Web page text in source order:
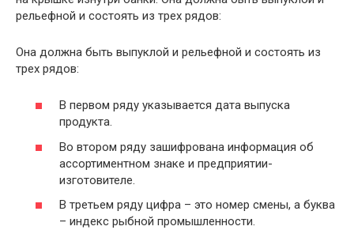
рельефной и состоять из трех рядов:
Она должна быть выпуклой и рельефной и состоять из
трех рядов:
В первом ряду указывается дата выпуска
продукта.
Во втором ряду зашифрована информация об
ассортиментном знаке и предприятии-
изготовителе.
В третьем ряду цифра – это номер смены, а буква
– индекс рыбной промышленности.